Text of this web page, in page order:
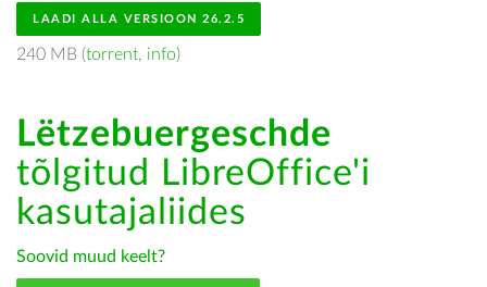
LAADI ALLA VERSIOON 26.2.5
240 MB (torrent, info)
Lëtzebuergeschde
tõlgitud LibreOffice'i
kasutajaliides
Soovid muud keelt?